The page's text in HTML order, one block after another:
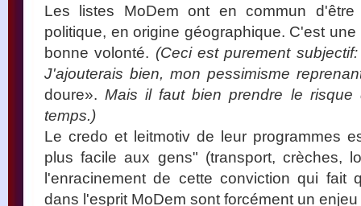
Les listes MoDem ont en commun
politique, en origine géographique. C'est
bonne volonté. (Ceci est purement
J'ajouterais bien, mon pessimisme
doure».Mais il faut bien prendre le risque
temps.)
Le credo et leitmotiv de leur programmes
plus facile aux gens" (transport, crèches,
l'enracinement de cette conviction qui fait
dans l'esprit MoDem sont forcément un